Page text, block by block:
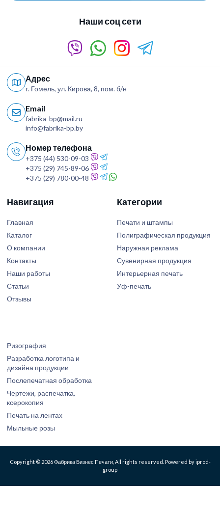
Наши соц сети
Адрес
г. Гомель, ул. Кирова, 8, пом. б/н
Email
fabrika_bp@mail.ru
info@fabrika-bp.by
Номер телефона
+375 (44) 530-09-03
+375 (29) 745-89-06
+375 (29) 780-00-48
Навигация
Главная
Каталог
О компании
Контакты
Наши работы
Статьи
Отзывы
Категории
Печати и штампы
Полиграфическая продукция
Наружная реклама
Сувенирная продукция
Интерьерная печать
Уф-печать
Ризография
Разработка логотипа и
дизайна продукции
Послепечатная обработка
Чертежи, распечатка,
ксерокопия
Печать на лентах
Мыльные розы
Copyright © 2026 Фабрика Бизнес Печати, All rights reserved. Powered by iprod-
group